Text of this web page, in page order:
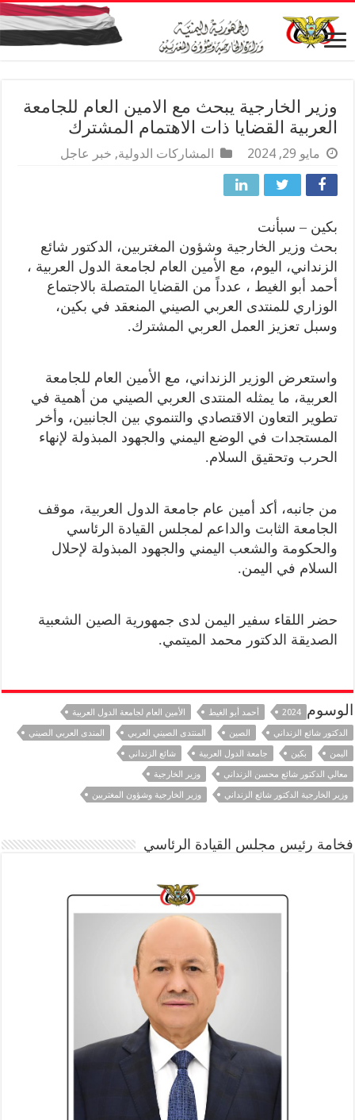
وزير الخارجية يبحث مع الامين العام للجامعة
العربية القضايا ذات الاهتمام المشترك
مايو 29, 2024 المشاركات الدولية, خبر عاجل
بكين – سبأنت
بحث وزير الخارجية وشؤون المغتربين، الدكتور شائع
الزنداني، اليوم، مع الأمين العام لجامعة الدول العربية ،
أحمد أبو الغيط ، عدداً من القضايا المتصلة بالاجتماع
الوزاري للمنتدى العربي الصيني المنعقد في بكين،
وسبل تعزيز العمل العربي المشترك.
واستعرض الوزير الزنداني، مع الأمين العام للجامعة
العربية، ما يمثله المنتدى العربي الصيني من أهمية في
تطوير التعاون الاقتصادي والتنموي بين الجانبين، وأخر
المستجدات في الوضع اليمني والجهود المبذولة لإنهاء
الحرب وتحقيق السلام.
من جانبه، أكد أمين عام جامعة الدول العربية، موقف
الجامعة الثابت والداعم لمجلس القيادة الرئاسي
والحكومة والشعب اليمني والجهود المبذولة لإحلال
السلام في اليمن.
حضر اللقاء سفير اليمن لدى جمهورية الصين الشعبية
الصديقة الدكتور محمد الميتمي.
الوسوم 2024 أحمد أبو الغيط
الأمين العام لجامعة الدول العربية
الدكتور شائع الزنداني
الصين المنتدى الصيني العربي
المندى العربي الصيني
اليمن
بكين جامعة الدول العربية
شائع الزنداني
معالي الدكتور شائع محسن الزنداني
وزير الخارجية
وزير الخارجية الدكتور شائع الزنداني
وزير الخارجية وشؤون المغتربين
فخامة رئيس مجلس القيادة الرئاسي